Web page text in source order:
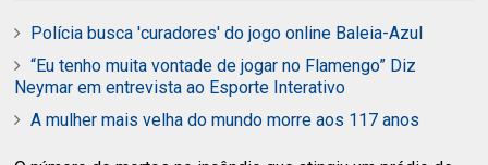
Polícia busca 'curadores' do jogo online Baleia-Azul
“Eu tenho muita vontade de jogar no Flamengo” Diz
Neymar em entrevista ao Esporte Interativo
A mulher mais velha do mundo morre aos 117 anos